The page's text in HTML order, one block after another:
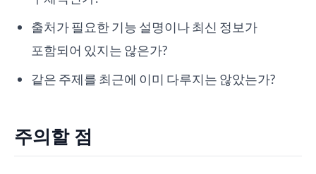
출처가 필요한 기능 설명이나 최신 정보가
포함되어 있지는 않은가?
같은 주제를 최근에 이미 다루지는 않았는가?
주의할 점